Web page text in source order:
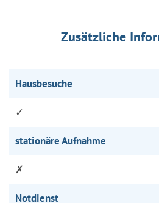
Zusätzliche
Hausbesuche
✓
stationäre Aufnahme
✗
Notdienst